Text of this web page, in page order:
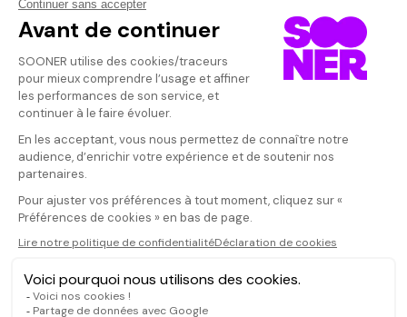
Vos avis
Donnez votre avis
Votre note
Votre commentaire
Il faut vous connecter pour
publier un avis
CONNEXION